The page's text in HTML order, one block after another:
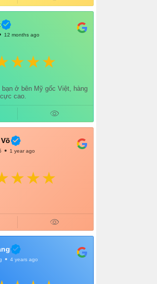
tiếp tục ủng hộ shop lâu dài
bạn bè 👍
12 months ago
ở bên Mỹ gốc Việt, hàng
cao.
1 year ago
4 years ago